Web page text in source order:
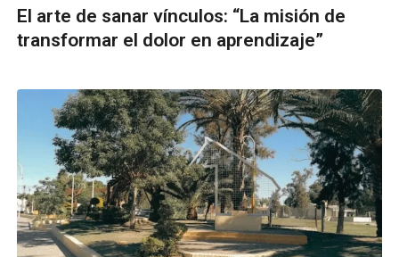
El arte de sanar vínculos: “La misión de
transformar el dolor en aprendizaje”